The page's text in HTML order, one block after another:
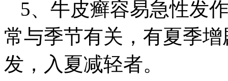
5、牛皮癣容易急性发
常与季节有关，有夏季
发，入夏减轻者。